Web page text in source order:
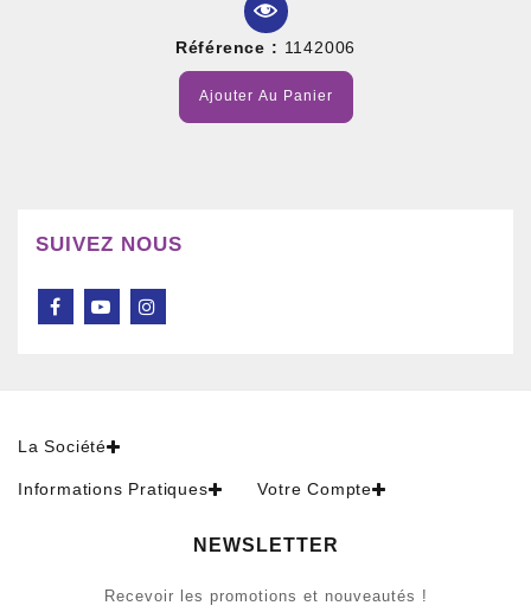
Référence : 1142006
Ajouter Au Panier
SUIVEZ NOUS
La Société
Informations Pratiques Votre Compte
NEWSLETTER
Recevoir les promotions et nouveautés !